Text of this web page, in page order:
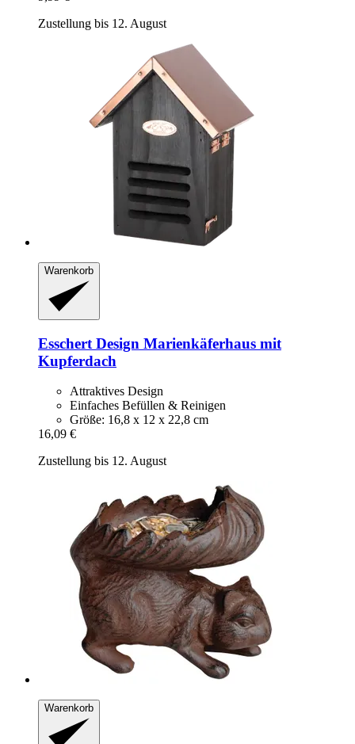
Zustellung bis 12. August
Warenkorb
Esschert Design Marienkäferhaus mit
Kupferdach
Attraktives Design
Einfaches Befüllen & Reinigen
Größe: 16,8 x 12 x 22,8 cm
16,09 €
Zustellung bis 12. August
Warenkorb